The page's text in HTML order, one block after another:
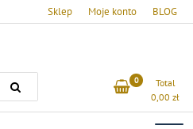
Sklep Moje konto BLOG
0
Total
0,00 zł